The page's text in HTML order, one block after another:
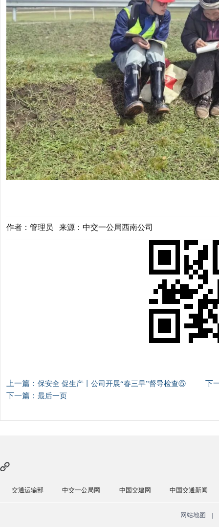
作者：管理员 来源：中交一公局西南公司
上一篇： 保安全 促生产丨公司开展“春三早”督导检查⑤
下
下一篇： 最后一页
中交一公局网 中国交建网 中国交通新闻 中国政府网
网站地图 |